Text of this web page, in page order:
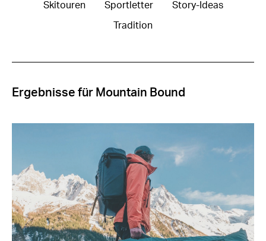
Skitouren Sportletter Story-Ideas
Tradition
Ergebnisse für Mountain Bound